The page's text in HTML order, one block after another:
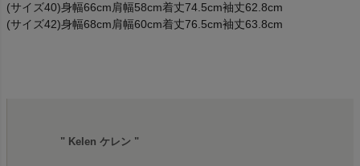
(サイズ40)身幅66cm肩幅58cm着丈74.5cm袖丈62.8cm
(サイズ42)身幅68cm肩幅60cm着丈76.5cm袖丈63.8cm
" Kelen ケレン "